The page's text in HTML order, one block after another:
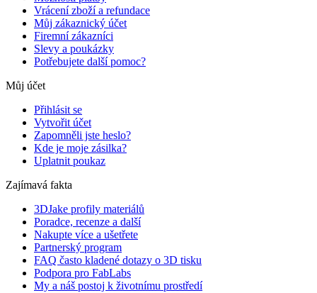
Vrácení zboží a refundace
Můj zákaznický účet
Firemní zákazníci
Slevy a poukázky
Potřebujete další pomoc?
Můj účet
Přihlásit se
Vytvořit účet
Zapomněli jste heslo?
Kde je moje zásilka?
Uplatnit poukaz
Zajímavá fakta
3DJake profily materiálů
Poradce, recenze a další
Nakupte více a ušetřete
Partnerský program
FAQ často kladené dotazy o 3D tisku
Podpora pro FabLabs
My a náš postoj k životnímu prostředí